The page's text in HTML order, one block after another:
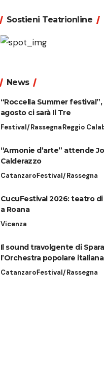
Sostieni Teatrionline
News
“Roccella Summer festival”,
agosto ci sarà Il Tre
Festival/RassegnaReggio
“Armonie d’arte” attende
Calderazzo
CatanzaroFestival/Rassegna
CucuFestival 2026: teatro
a Roana
Vicenza
Il sound travolgente di
l’Orchestra popolare italiana
CatanzaroFestival/Rassegna